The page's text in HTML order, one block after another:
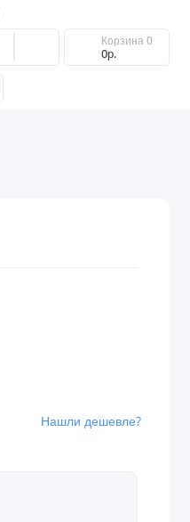
Корзина 0
0р.
Нашли дешевле?